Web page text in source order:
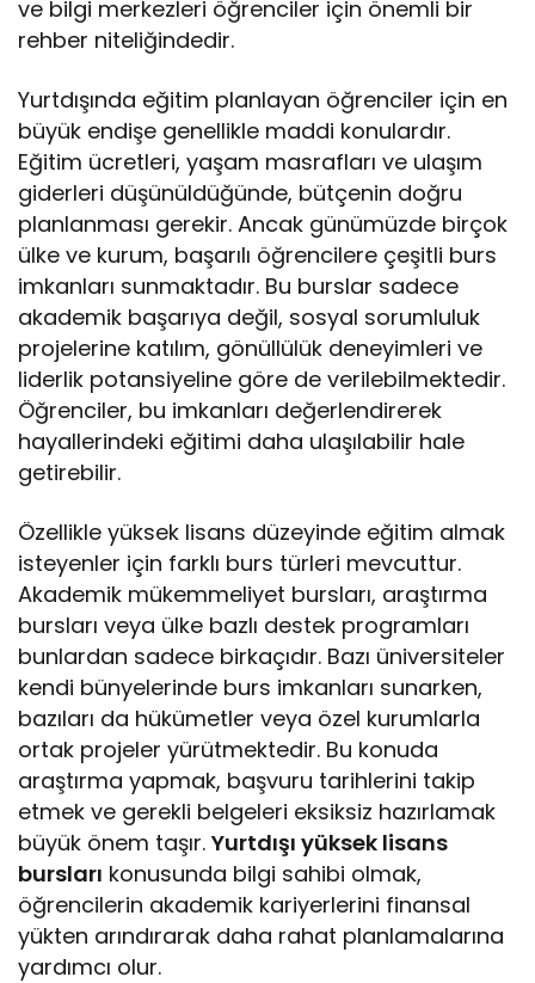
ve bilgi merkezleri öğrenciler için önemli bir
rehber niteliğindedir.
Yurtdışında eğitim planlayan öğrenciler için en
büyük endişe genellikle maddi konulardır.
Eğitim ücretleri, yaşam masrafları ve ulaşım
giderleri düşünüldüğünde, bütçenin doğru
planlanması gerekir. Ancak günümüzde birçok
ülke ve kurum, başarılı öğrencilere çeşitli burs
imkanları sunmaktadır. Bu burslar sadece
akademik başarıya değil, sosyal sorumluluk
projelerine katılım, gönüllülük deneyimleri ve
liderlik potansiyeline göre de verilebilmektedir.
Öğrenciler, bu imkanları değerlendirerek
hayallerindeki eğitimi daha ulaşılabilir hale
getirebilir.
Özellikle yüksek lisans düzeyinde eğitim almak
isteyenler için farklı burs türleri mevcuttur.
Akademik mükemmeliyet bursları, araştırma
bursları veya ülke bazlı destek programları
bunlardan sadece birkaçıdır. Bazı üniversiteler
kendi bünyelerinde burs imkanları sunarken,
bazıları da hükümetler veya özel kurumlarla
ortak projeler yürütmektedir. Bu konuda
araştırma yapmak, başvuru tarihlerini takip
etmek ve gerekli belgeleri eksiksiz hazırlamak
büyük önem taşır.Yurtdışı yüksek lisans
bursları konusunda bilgi sahibi olmak,
öğrencilerin akademik kariyerlerini finansal
yükten arındırarak daha rahat planlamalarına
yardımcı olur.